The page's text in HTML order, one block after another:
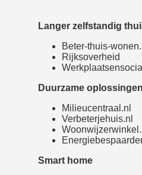
Langer zelfstandig
Beter-thuis-
Rijksoverheid
Duurzame
Milieucentraal.nl
Verbeterjehuis.nl
Smart home